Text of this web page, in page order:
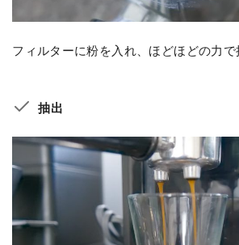
フィルターに粉を入れ、ほどほどの力で
抽出